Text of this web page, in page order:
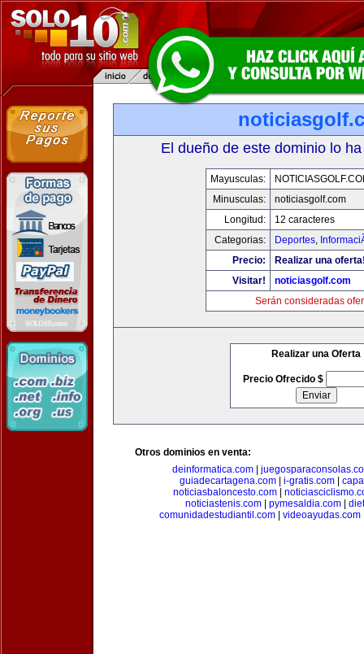
El dueño de este dominio lo
Mayusculas:
Minusculas:
noticiasgolf.com
Longitud:
12 caracteres
Categorias:
Deportes,
Precio:
Realizar una
Visitar!
noticiasgolf.com
Serán consideradas
Realizar una Oferta
Precio Ofrecido $
Otros dominios en venta:
deinformatica.com
guiadecartagena.com| i-gratis.com|
noticiasbaloncesto.com
noticiastenis.com
pymesaldia.com
comunidadestudiantil.com| videoayudas.com